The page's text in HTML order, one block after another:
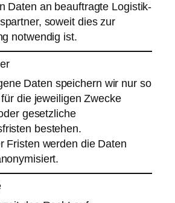
Daten an beauftragte Logistik-
soweit dies zur
notwendig ist.
Daten speichern wir nur so
die jeweiligen Zwecke
gesetzliche
bestehen.
Fristen werden die Daten